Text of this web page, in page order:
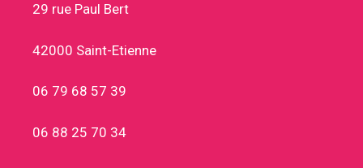
29 rue Paul Bert
42000 Saint-Etienne
06 79 68 57 39
06 88 25 70 34